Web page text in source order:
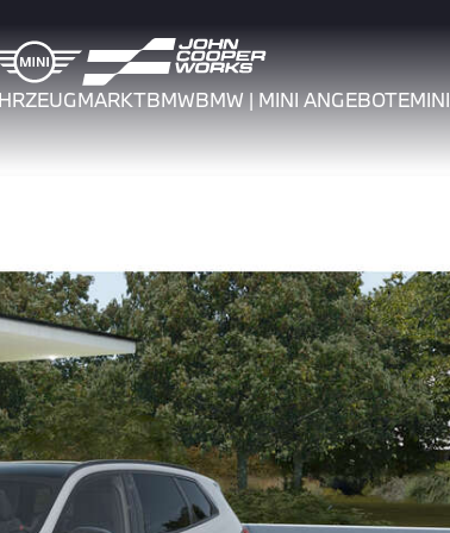
BMWBMW | MINI ANGEBOTEMINI